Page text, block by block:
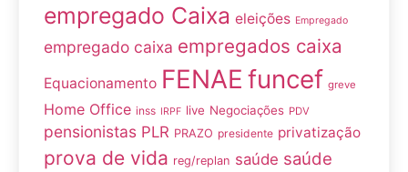
empregado Caixa eleições Empregado
empregado caixa empregados caixa
Equacionamento FENAE funcef greve
Home Office inss IRPF live Negociações PDV
pensionistas PLR PRAZO presidente privatização
prova de vida reg/replan saúde saúde